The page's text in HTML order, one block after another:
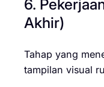
6.
Akhir)
Tahap yang
tampilan visual